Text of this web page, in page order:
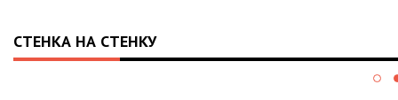
СТЕНКА НА СТЕНКУ